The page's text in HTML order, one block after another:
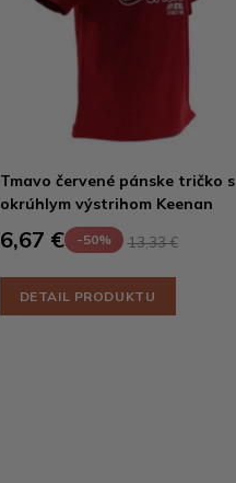
Tmavo červené pánske tričko s
okrúhlym výstrihom Keenan
6,67 € -50% 13,33 €
DETAIL PRODUKTU